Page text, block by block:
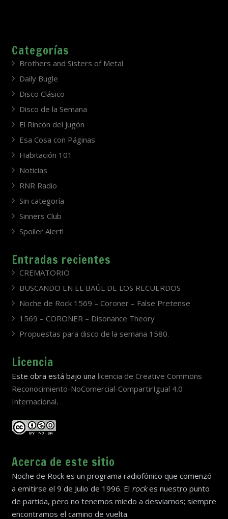
Categorías
Brothers and Sisters of Metal
Daily Bugle
Disco Clásico
Disco de la Semana
El Rincón del Jugón
Esa Cosa con Páginas
Habitación 101
Noticias
RNR Radio
Sin categoría
Sinners Club
Spoiler Alert!
Entradas recientes
CREMATORIO
BUSCANDO EN EL BAÚL DE LOS RECUERDOS
Noche de Rock 1569 – Coroner – False Pretense
1569 – CORONER – Disonance Theory
Propuestas para disco de la semana 1580.
Licencia
Este obra está bajo una licencia de Creative Commons
Reconocimiento-NoComercial-CompartirIgual 4.0
Internacional.
Acerca de este sitio
Noche de Rock es un programa radiofónico que comenzó
a emitirse el 9 de Julio de 1996. El rockes nuestro punto
de partida, pero no tenemos miedo a desviarnos; siempre
encontramos el camino de vuelta.